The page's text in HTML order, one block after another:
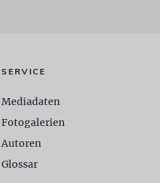
SERVICE
Mediadaten
Fotogalerien
Autoren
Glossar